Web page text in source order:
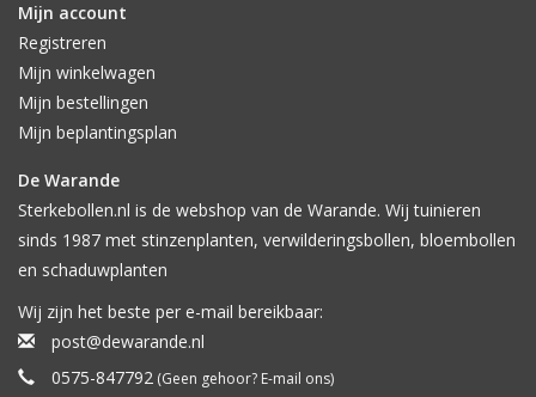
Mijn account
Registreren
Mijn winkelwagen
Mijn bestellingen
Mijn beplantingsplan
De Warande
Sterkebollen.nl is de webshop van de Warande. Wij tuinieren
sinds 1987 met stinzenplanten, verwilderingsbollen, bloembollen
en schaduwplanten
Wij zijn het beste per e-mail bereikbaar:
post@dewarande.nl
0575-847792 (Geen gehoor? E-mail ons)